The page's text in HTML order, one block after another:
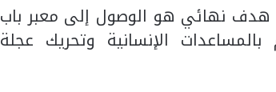
هدف نهائي هو الوصول إلى معبر باب
الإنسانية وتحريك عجلة